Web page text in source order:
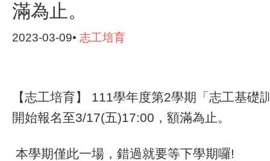
滿為止。
2023-03-09• 志工培育
【志工培育】 111學年度第2學期「志工基礎
開始報名至3/17(五)17:00，額滿為止。
本學期僅此一場，錯過就要等下學期囉!